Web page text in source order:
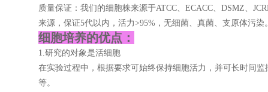
质量保证：我们的细胞株来源于ATCC、ECACC、DSMZ、
来源，保证5代以内，活力>95%，无细菌、真菌、支原体污染。
细胞培养的优点：
1.研究的对象是活细胞
在实验过程中，根据要求可始终保持细胞活力，并可长时间
等。